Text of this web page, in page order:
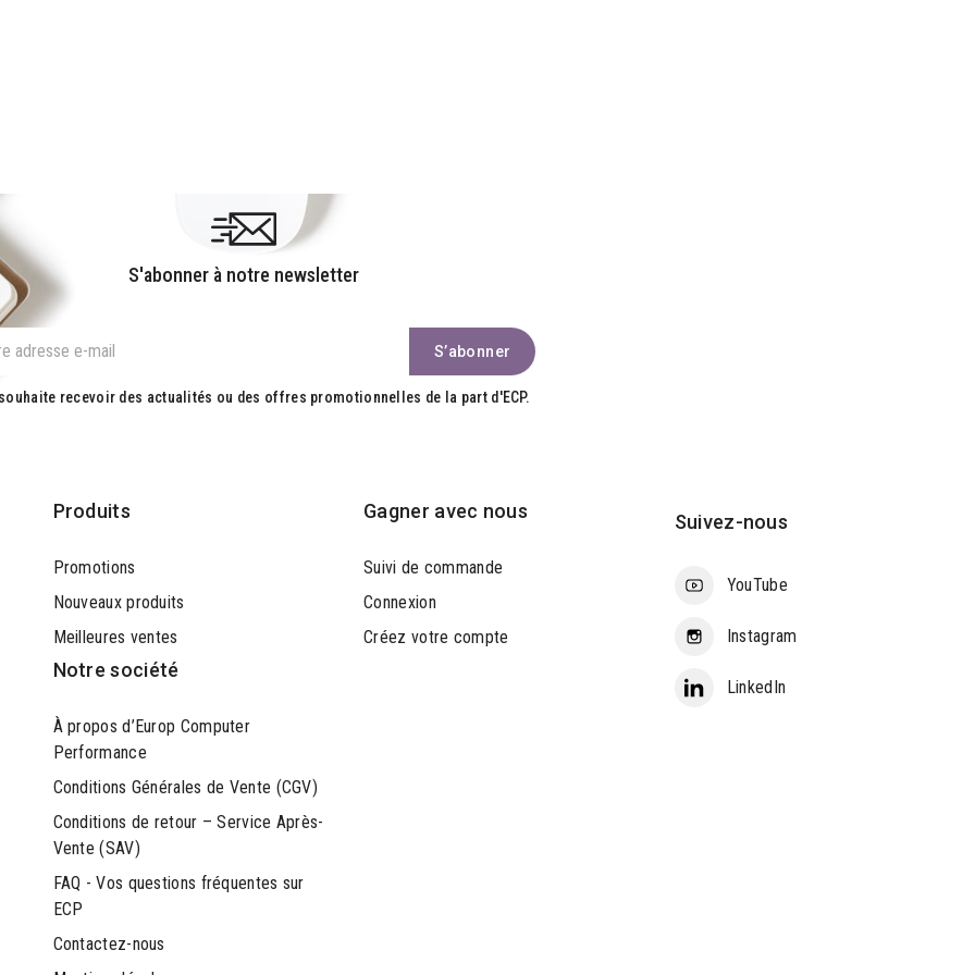
S'abonner à notre newsletter
recevoir des actualités ou des offres promotionnelles de la part d'ECP.
Produits
Promotions
Nouveaux produits
Meilleures ventes
Notre société
À propos d’Europ Computer
Performance
Conditions Générales de Vente (CGV)
Conditions de retour – Service Après-
Vente (SAV)
FAQ - Vos questions fréquentes sur
ECP
Contactez-nous
Gagner avec nous
Suivi de commande
Connexion
Créez votre compte
Suivez-nous
YouTube
Instagram
LinkedIn